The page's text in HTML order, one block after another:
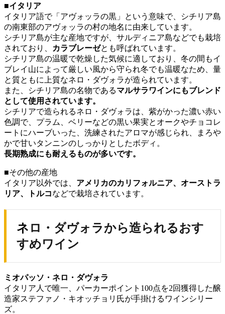
■イタリア
イタリア語で「アヴォッラの黒」という意味で、シチリア島
の南東部のアヴォッラの村の地名に由来しています。
シチリア島が主な産地ですが、サルディニア島などでも栽培
されており、
カラブレーゼとも呼ばれています。
シチリア島の温暖で乾燥した気候に適しており、冬の間もイ
ブレイ山によって厳しい風から守られ冬でも温暖なため、量
と質ともに上質なネロ・ダヴォラが造られています。
また、シチリア島の名物であるマルサラワインにもブレンド
として使用されています。
シチリアで造られるネロ・ダヴォラは、紫がかった濃い赤い
色調で、プラム、ベリーなどの黒い果実とオークやチョコレ
ートにハーブいった、洗練されたアロマが感じられ、まろや
かで甘いタンニンのしっかりとしたボディ。
長期熟成にも耐えるものが多いです。
■その他の産地
イタリア以外では、 アメリカのカリフォルニア、オーストラ
リア、
トルコなどで栽培されています。
ネロ・ダヴォラから造られるおす
すめワイン
ミオパッソ・ネロ・ダヴォラ
イタリア人で唯一、パーカーポイント100点を2回獲得した醸
造家ステファノ・キオッチョリ氏が手掛けるワインシリー
ズ。